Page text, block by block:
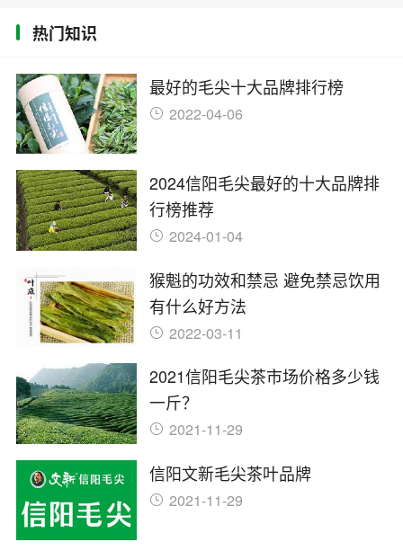
热门知识
最好的毛尖十大品牌排行榜
2022-04-06
2024信阳毛尖最好的十大品牌排
行榜推荐
2024-01-04
猴魁的功效和禁忌 避免禁忌饮用
有什么好方法
2022-03-11
2021信阳毛尖茶市场价格多少钱
一斤？
2021-11-29
信阳文新毛尖茶叶品牌
2021-11-29